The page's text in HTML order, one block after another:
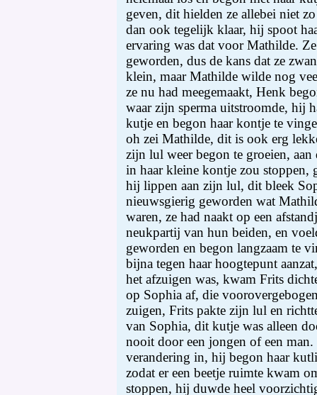
geven, dit hielden ze allebei niet
dan ook tegelijk klaar, hij spoot
ervaring was dat voor Mathilde.
geworden, dus de kans dat ze
klein, maar Mathilde wilde nog
ze nu had meegemaakt, Henk
waar zijn sperma uitstroomde, hij
kutje en begon haar kontje te
oh zei Mathilde, dit is ook erg
zijn lul weer begon te groeien,
in haar kleine kontje zou stoppen,
hij lippen aan zijn lul, dit bleek
nieuwsgierig geworden wat
waren, ze had naakt op een
neukpartij van hun beiden, en
geworden en begon langzaam te
bijna tegen haar hoogtepunt
het afzuigen was, kwam Frits
op Sophia af, die
zuigen, Frits pakte zijn lul en
van Sophia, dit kutje was alleen
nooit door een jongen of een
verandering in, hij begon haar
zodat er een beetje ruimte kwam
stoppen, hij duwde heel